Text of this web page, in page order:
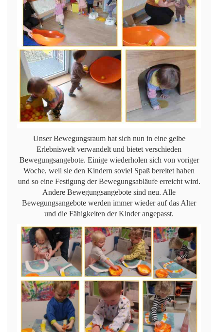
Unser Bewegungsraum hat sich nun in eine gelbe
Erlebniswelt verwandelt und bietet verschieden
Bewegungsangebote. Einige wiederholen sich von voriger
Woche, weil sie den Kindern soviel Spaß bereitet haben
und so eine Festigung der Bewegungsabläufe erreicht wird.
Andere Bewegungsangebote sind neu. Alle
Bewegungsangebote werden immer wieder auf das Alter
und die Fähigkeiten der Kinder angepasst.